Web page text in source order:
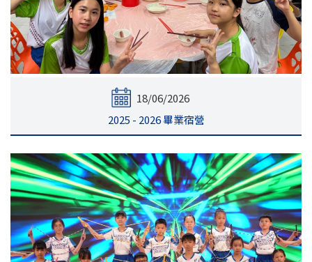
18/06/2026
2025 - 2026 畢業宿營